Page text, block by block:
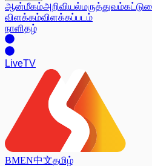
ஆன்மீகம்அறிவியல்மருத்துவம்
விளக்கம்விளக்கப்படம்
நாளிதழ்
LiveTV
BMEN中文தமிழ்